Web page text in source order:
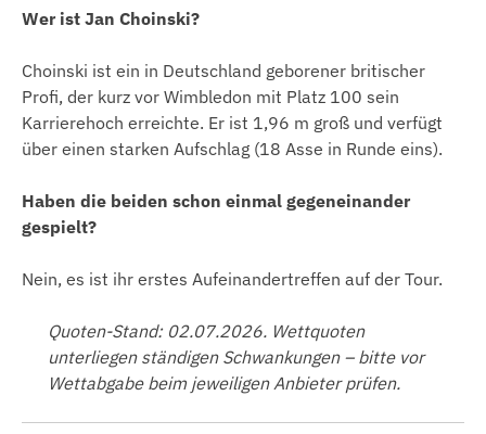
Wer ist Jan Choinski?
Choinski ist ein in Deutschland geborener britischer
Profi, der kurz vor Wimbledon mit Platz 100 sein
Karrierehoch erreichte. Er ist 1,96 m groß und verfügt
über einen starken Aufschlag (18 Asse in Runde eins).
Haben die beiden schon einmal gegeneinander
gespielt?
Nein, es ist ihr erstes Aufeinandertreffen auf der Tour.
Quoten-Stand: 02.07.2026. Wettquoten
unterliegen ständigen Schwankungen – bitte vor
Wettabgabe beim jeweiligen Anbieter prüfen.